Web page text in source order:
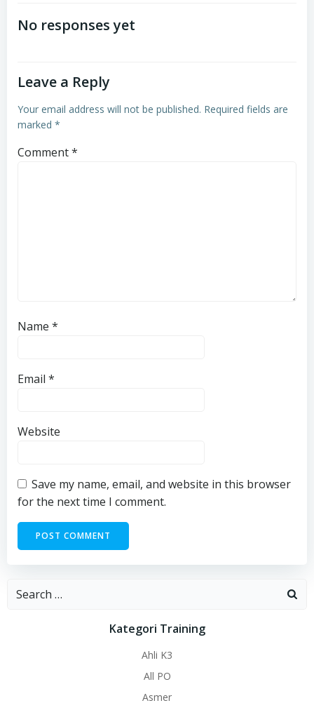
navigation
No responses yet
Leave a Reply
Your email address will not be published. Required fields are
marked *
Comment*
Name *
Email *
Website
Save my name, email, and website in this browser
for the next time I comment.
Search
Kategori Training
Ahli K3
All PO
Asmer